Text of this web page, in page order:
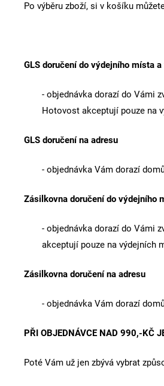
Po výběru zboží, si v košíku
GLS doručení do výdejního místa
- objednávka dorazí do Vámi
Hotovost akceptují pouze na
GLS doručení na adresu
- objednávka Vám dorazí
Zásilkovna doručení do výdejního
- objednávka dorazí do Vámi
akceptují pouze na výdejních
Zásilkovna doručení na adresu
- objednávka Vám dorazí
PŘI OBJEDNÁVCE NAD 990,-KČ
Poté Vám už jen zbývá vybrat